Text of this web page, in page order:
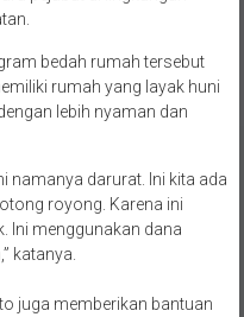
bedah rumah tersebut
rumah yang layak huni
lebih nyaman dan
namanya darurat. Ini kita ada
royong. Karena ini
Ini menggunakan dana
katanya.
juga memberikan bantuan